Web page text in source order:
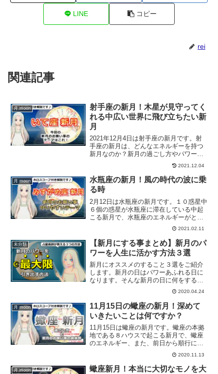
LINE コピー
rei
関連記事
月 moon
射手座の新月！木星が見守ってく
れる中広い世界に飛び立ちたい新
月
2021年12月4日は射手座の新月です。射
手座の新月は、どんなエネルギーを持つ
新月なのか？新月の過ごし方やパワーに
ついて、新月のお願い事をホロスコープ
2021.12.04
月 moon
水瓶座の新月！風の時代の波に乗
る時
2月12日は水瓶座の新月です。１０惑星中
６個の惑星が水瓶座に滞在している中起
こる新月で、水瓶座のエネルギーがとっ
ても強い新月になります。そんな新月に
するべきこと、新月のお願い事について
解説していきます。
2021.02.11
未分類
【新月にする事まとめ】新月のパ
ワーを人生に活かす方法３選
新月にオススメのすること３選をご紹介
します。新月の日はパワーあふれる日に
なります。そんな新月の日に何をするこ
とでパワーを人生に活かすことができる
のか？新月の日に取り入れたい事とは？
2020.04.24
月 moon
11月15日の蠍座の新月！深めて
いきたいことは何ですか？
11月15日は蠍座の新月です。蠍座の本拠
地である８ハウスで起こる新月で、蠍座
のエネルギー、また、前日から順行に戻
っている火星のエネルギーが強い新月に
なります。蠍座の新月について、ホロス
コープを交えて解説していきます。
2020.11.13
月 moon
蠍座新月！本当に大切なモノを大